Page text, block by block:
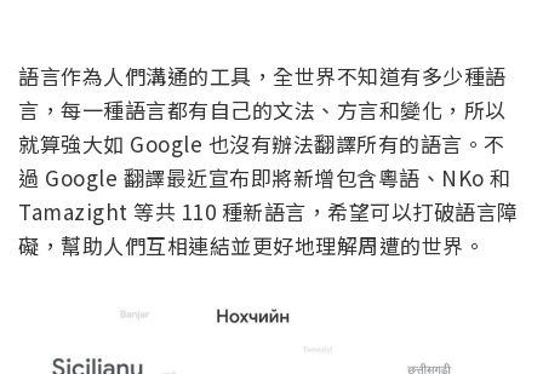
語言作為人們溝通的工具，全世界不知道有多少種語
言，每一種語言都有自己的文法、方言和變化，所以
就算強大如 Google 也沒有辦法翻譯所有的語言。不
過 Google 翻譯最近宣布即將新增包含粵語、NKo 和
Tamazight 等共 110 種新語言，希望可以打破語言障
礙，幫助人們互相連結並更好地理解周遭的世界。